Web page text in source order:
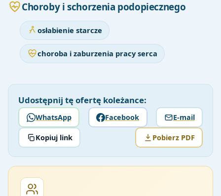
Choroby i schorzenia podopiecznego
osłabienie starcze
choroba i zaburzenia pracy serca
Udostępnij tę ofertę koleżance:
WhatsApp Facebook E-mail
Kopiuj link Pobierz PDF